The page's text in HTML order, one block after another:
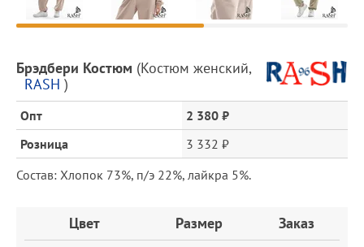
Описание
товара
и
цена
Брэдбери Костюм (Костюм женский,
RASH )
Опт
2 380 ₽
Розница
3 332 ₽
Состав: Хлопок 73%, п/э 22%, лайкра 5%.
ЗаказЦвет Размер Заказ